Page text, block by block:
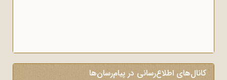
کانال‌های اطلاع‌رسانی در پیام‌رسان‌ها